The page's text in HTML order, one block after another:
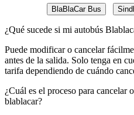
BlaBlaCar Bus
¿Qué sucede si mi autobús
Puede modificar o cancelar
antes de la salida. Solo tenga en
tarifa dependiendo de cuándo
¿Cuál es el proceso para cancelar
blablacar?